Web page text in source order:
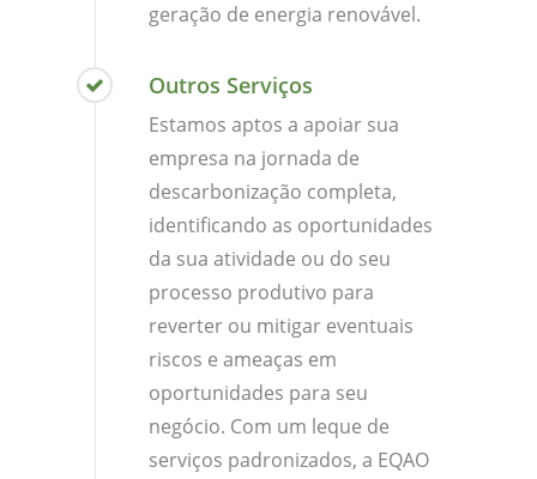
geração de energia renovável.
Outros Serviços
Estamos aptos a apoiar sua
empresa na jornada de
descarbonização completa,
identificando as oportunidades
da sua atividade ou do seu
processo produtivo para
reverter ou mitigar eventuais
riscos e ameaças em
oportunidades para seu
negócio. Com um leque de
serviços padronizados, a EQAO